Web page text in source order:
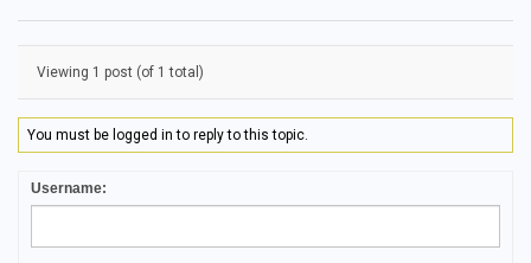
Viewing 1 post (of 1 total)
You must be logged in to reply to this topic.
Username: